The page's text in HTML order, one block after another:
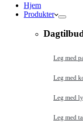
Hjem
Produkter
Leg med
Leg med
Leg med
Leg med